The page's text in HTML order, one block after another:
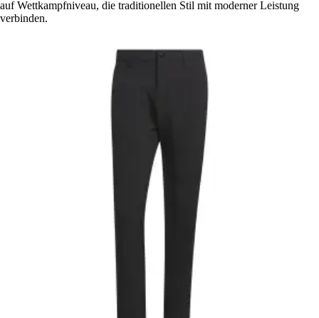
auf Wettkampfniveau, die traditionellen Stil mit moderner Leistung
verbinden.